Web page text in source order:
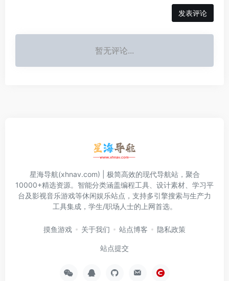
发表评论
暂无评论...
星海导航(xhnav.com) | 极简高效的现代导航站，聚合
10000+精选资源。智能分类涵盖编程工具、设计素材、学习平
台及影视音乐游戏等休闲娱乐站点，支持多引擎搜索与生产力
工具集成，学生/职场人士的上网首选。
摸鱼游戏 关于我们 站点博客 隐私政策
站点提交